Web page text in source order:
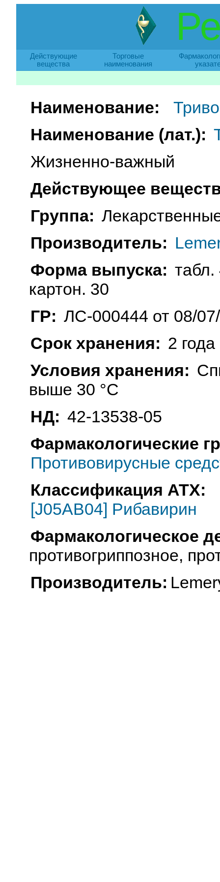
Действующие
вещества
Торговые
наименования
Наименование:
Наименование (лат.):
Жизненно-важный
Действующее
Группа:
Производитель:
Форма выпуска: табл.
картон. 30
ГР: ЛС-000444 от 08/
Срок хранения: 2 года
Условия хранения:
выше 30 °C
НД: 42-13538-05
Фармакологические
Противовирусные
Классификация АТХ:
[J05AB04] Рибавирин
Фармакологическое
противогриппозное,
Производитель: